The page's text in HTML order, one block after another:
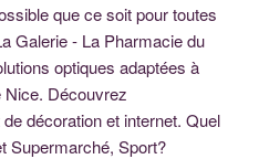
que ce soit pour toutes
Galerie - La Pharmacie du
optiques adaptées à
Nice. Découvrez
décoration et internet. Quel
Supermarché, Sport?